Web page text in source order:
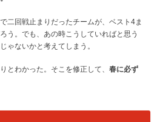
二回戦止まりだったチームが、ベスト4ま
う。でも、あの時こうしていればと思う
ゃないかと考えてしまう。
とわかった。そこを修正して、春に必ず